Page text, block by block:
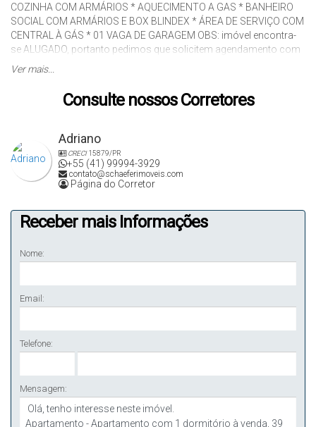
COZINHA COM ARMÁRIOS * AQUECIMENTO A GAS * BANHEIRO
SOCIAL COM ARMÁRIOS E BOX BLINDEX * ÁREA DE SERVIÇO COM
CENTRAL À GÁS * 01 VAGA DE GARAGEM OBS: imóvel encontra-
se ALUGADO, portanto pedimos que solicitem agendamento com
no mínimo 48h de antecedência!! Obrigado. ==> O condomínio
BICICLETÁRIO * CHURRASQUEIRA * PORTARIA 24:00HS Maiores
informações entre em contato com um dos nossos corretores!!
Ver mais...
Consulte nossos Corretores
Adriano
CRECI15879/PR
+55 (41) 99994-3929
contato@schaeferimoveis.com
Página do Corretor
Receber mais Informações
Nome:
Email:
Telefone:
Mensagem: